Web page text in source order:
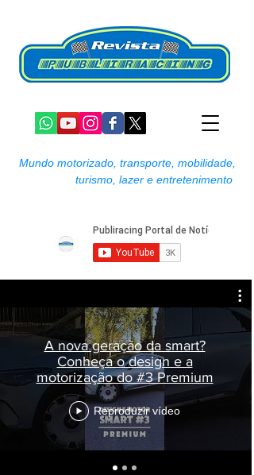
Mundo motorizado, transporte, mobilidade,
turismo, lazer e entretenimento
A nova geração da smart?
Conheça o design e a
motorização do #3 Premium
Reproduzir vídeo